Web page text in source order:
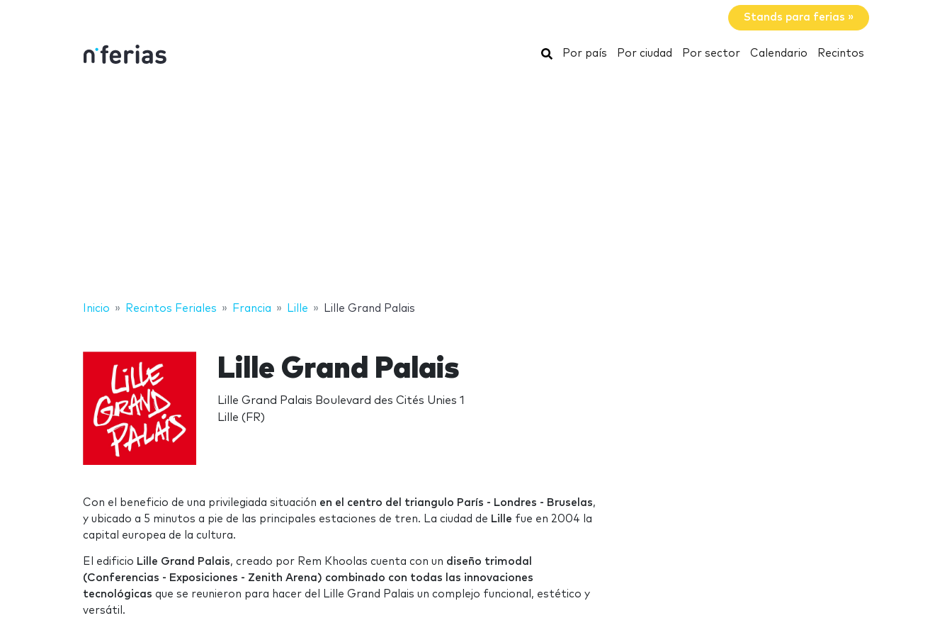
Stands para ferias »
Buscar
Por país Por ciudad Por sector Calendario Recintos
Inicio Recintos Feriales Francia Lille Lille Grand Palais
Lille Grand Palais
Lille Grand Palais Boulevard des Cités Unies 1
Lille (FR)
Con el beneficio de una privilegiada situación en el centro del triangulo París - Londres - Bruselas,
y ubicado a 5 minutos a pie de las principales estaciones de tren. La ciudad de Lille fue en 2004 la
capital europea de la cultura.
El edificio Lille Grand Palais, creado por Rem Khoolas cuenta con un diseño trimodal
(Conferencias - Exposiciones - Zenith Arena) combinado con todas las innovaciones
tecnológicas que se reunieron para hacer del Lille Grand Palais un complejo funcional, estético y
versátil.